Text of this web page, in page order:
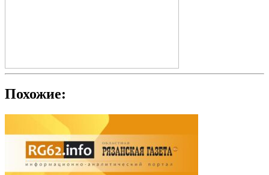
Похожие: